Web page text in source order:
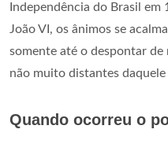
Independência do Brasil
João VI, os ânimos se
somente até o despontar de
não muito distantes daquele
Quando ocorreu o